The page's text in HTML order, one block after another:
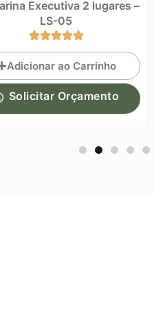
Cadeira Giratória Presidente
Baixa com Costura – CP-04
Adicionar ao Carrinho
Solicitar Orçamento